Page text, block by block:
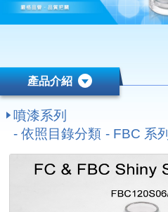
產品介紹
噴漆系列
- 依照目錄分類 - FBC 系列